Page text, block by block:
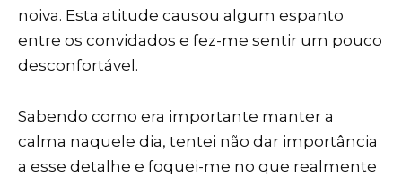
noiva. Esta atitude causou algum espanto
entre os convidados e fez-me sentir um pouco
desconfortável.
Sabendo como era importante manter a
calma naquele dia, tentei não dar importância
a esse detalhe e foquei-me no que realmente